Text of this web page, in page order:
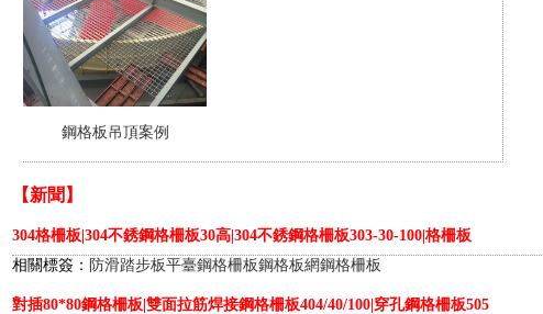
鋼格板吊頂案例
【新聞】
304格柵板|304不銹鋼格柵板30高|304不銹鋼格柵板303-30-100|格柵板
相關標簽： 防滑踏步板平臺鋼格柵板鋼格板網鋼格柵板
對插80*80鋼格柵板|雙面拉筋焊接鋼格柵板404/40/100|穿孔鋼格柵板505